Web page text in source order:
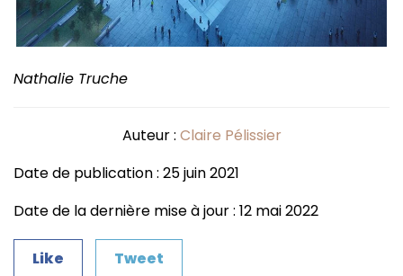
Nathalie Truche
Auteur : Claire Pélissier
Date de publication : 25 juin 2021
Date de la dernière mise à jour : 12 mai 2022
Like Tweet